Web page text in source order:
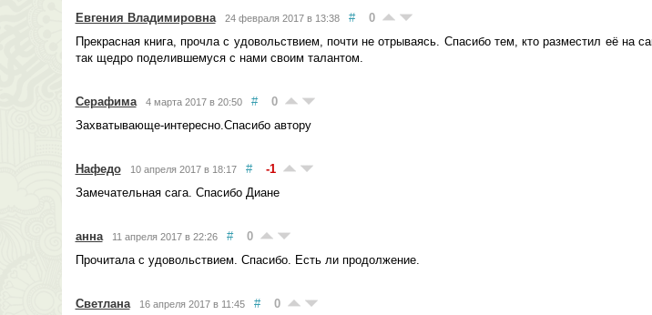
Евгения Владимировна 24 февраля 2017 в 13:38 #
0
Прекрасная книга, прочла с удовольствием, почти не отрываясь. Спасибо тем, кто разместил её на
так щедро поделившемуся с нами своим талантом.
Серафима 4 марта 2017 в 20:50 #
0
Захватывающе-интересно.Спасибо автору
Нафедо 10 апреля 2017 в 18:17 #
-1
Замечательная сага. Спасибо Диане
анна 11 апреля 2017 в 22:26 #
0
Прочитала с удовольствием. Спасибо. Есть ли продолжение.
Светлана 16 апреля 2017 в 11:45 #
0